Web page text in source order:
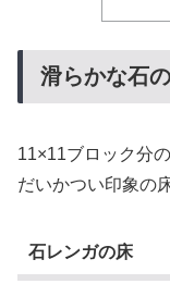
滑らかな石
11×11ブロック分
だいかつい印象の
石レンガの床